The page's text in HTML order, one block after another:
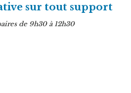
sur tout support
de 9h30 à 12h30